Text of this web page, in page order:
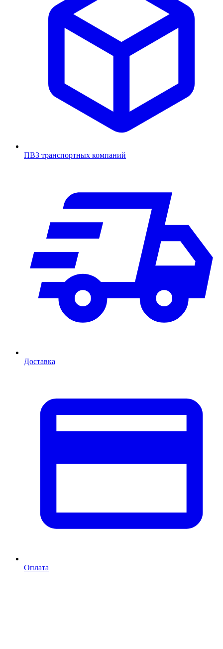
ПВЗ транспортных компаний
Доставка
Оплата